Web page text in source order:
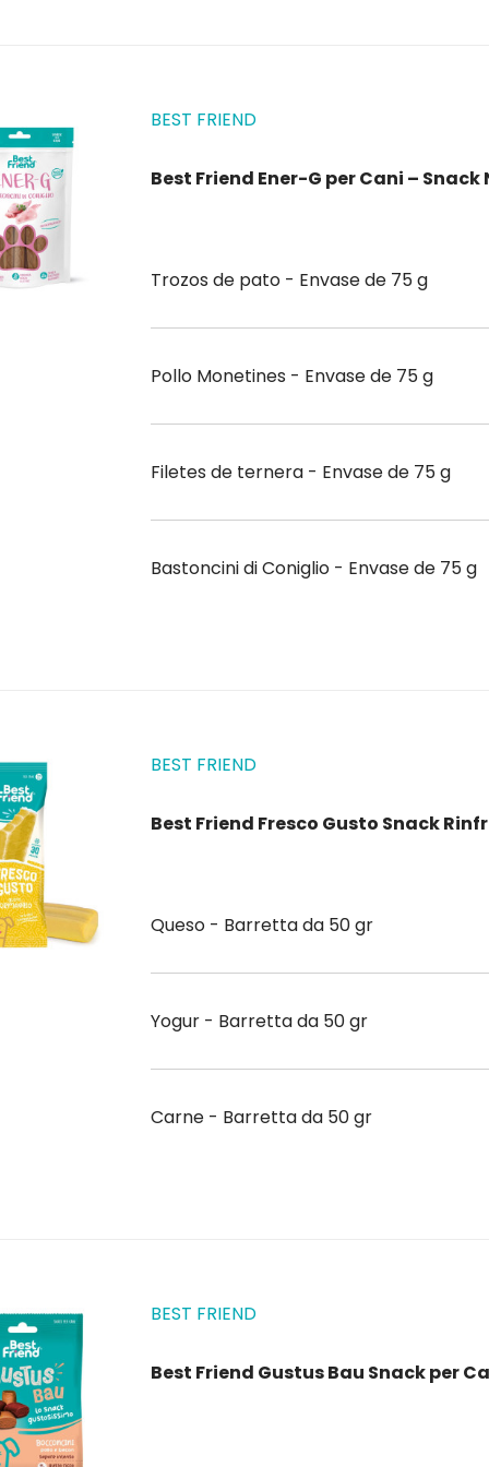
BEST FRIEND
Best Friend Ener-G per Cani –
Trozos de pato - Envase de 75 g
Pollo Monetines - Envase de 75 g
Filetes de ternera - Envase de 75 g
Bastoncini di Coniglio - Envase de 75 g
BEST FRIEND
Best Friend Fresco Gusto Snack
Queso - Barretta da 50 gr
Yogur - Barretta da 50 gr
Carne - Barretta da 50 gr
BEST FRIEND
Best Friend Gustus Bau Snack per